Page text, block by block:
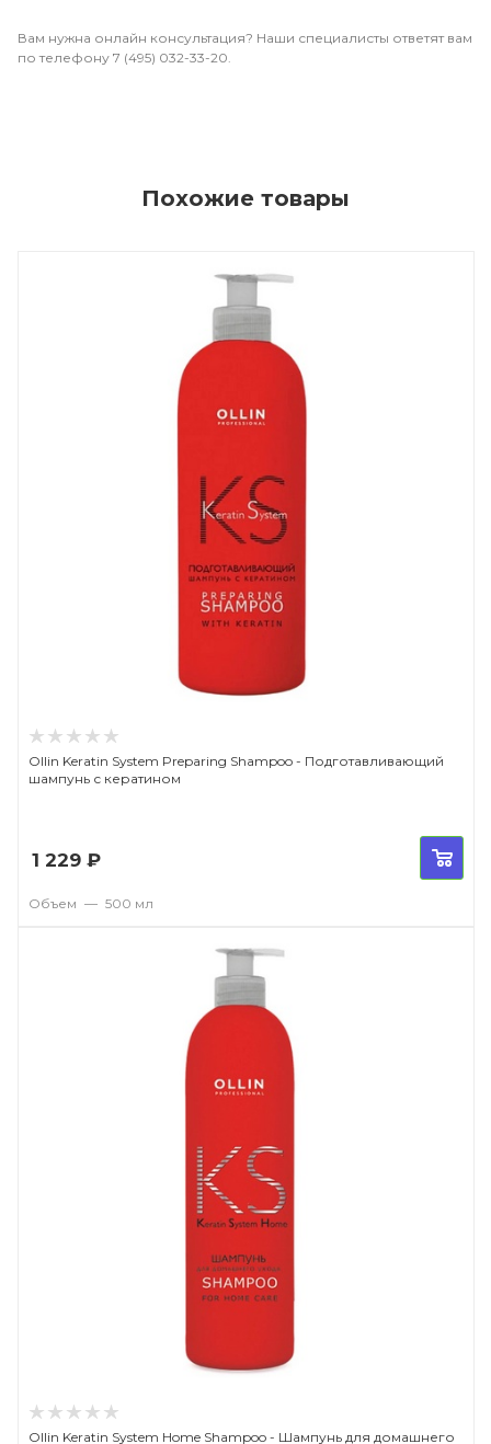
Вам нужна онлайн консультация? Наши специалисты ответят вам
по телефону 7 (495) 032-33-20.
Похожие товары
Ollin Keratin System Preparing Shampoo - Подготавливающий
шампунь с кератином
1 229 ₽
Объем — 500 мл
Ollin Keratin System Home Shampoo - Шампунь для домашнего